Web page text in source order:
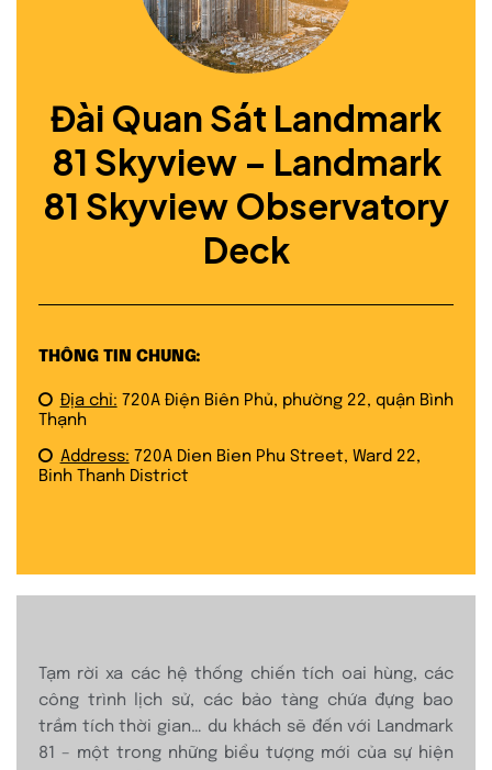
Đài Quan Sát Landmark
81 Skyview – Landmark
81 Skyview Observatory
Deck
THÔNG TIN CHUNG:
Địa chỉ: 720A Điện Biên Phủ, phường 22, quận Bình
Thạnh
Address: 720A Dien Bien Phu Street, Ward 22,
Binh Thanh District
Tạm rời xa các hệ thống chiến tích oai hùng, các
công trình lịch sử, các bảo tàng chứa đựng bao
trầm tích thời gian… du khách sẽ đến với Landmark
81 – một trong những biểu tượng mới của sự hiện